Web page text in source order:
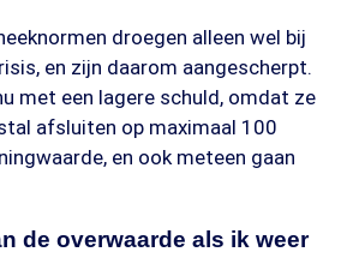
droegen alleen wel bij
en zijn daarom aangescherpt.
met een lagere schuld, omdat ze
afsluiten op maximaal 100
en ook meteen gaan
de overwaarde als ik weer